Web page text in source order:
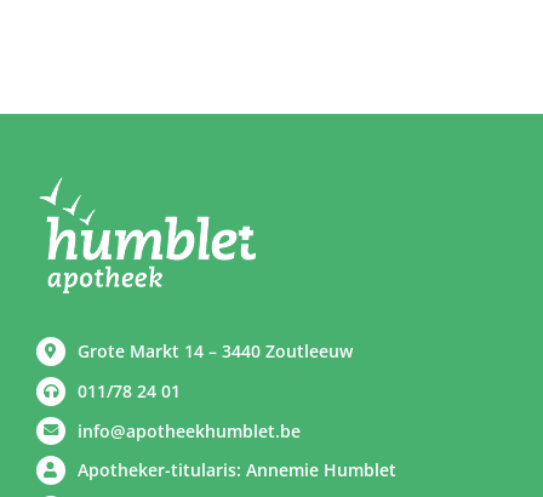
Grote Markt 14 – 3440 Zoutleeuw
011/78 24 01
info@apotheekhumblet.be
Apotheker-titularis: Annemie Humblet